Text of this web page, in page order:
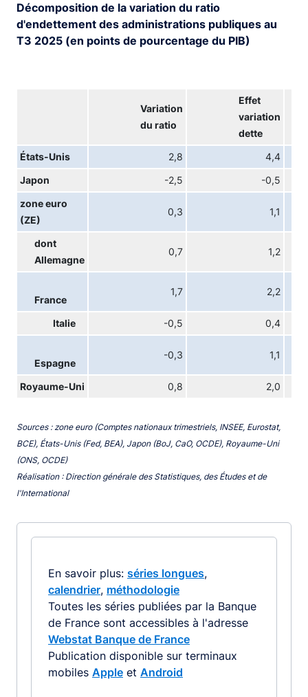
Décomposition de la variation du ratio
d'endettement des administrations publiques au
T3 2025 (en points de pourcentage du PIB)
Variation
du ratio
Effet
variation
dette
États-Unis 2,8 4,4
Japon -2,5 -0,5
zone euro
(ZE)
0,3 1,1
dont
Allemagne
0,7 1,2
France
1,7 2,2
Italie -0,5 0,4
Espagne
-0,3 1,1
Royaume-Uni 0,8 2,0
Sources : zone euro (Comptes nationaux trimestriels, INSEE, Eurostat,
BCE), États-Unis (Fed, BEA), Japon (BoJ, CaO, OCDE), Royaume-Uni
(ONS, OCDE)
Réalisation : Direction générale des Statistiques, des Études et de
l'International
En savoir plus: séries longues,
calendrier, méthodologie
Toutes les séries publiées par la Banque
de France sont accessibles à l'adresse
Webstat Banque de France
Publication disponible sur terminaux
mobiles Apple et Android